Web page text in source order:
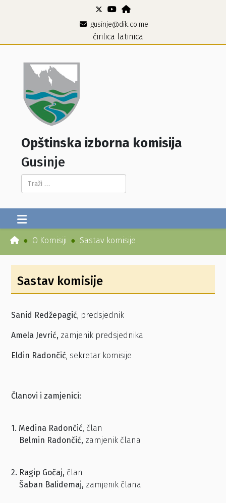
gusinje@dik.co.me
ćirilica latinica
Opštinska izborna komisija
Gusinje
Pretraga...
O Komisiji Sastav komisije
Sastav komisije
Sanid Redžepagić, predsjednik
Amela Jevrić, zamjenik predsjednika
Eldin Radončić, sekretar komisije
Članovi i zamjenici:
1. Medina Radončić, član
Belmin Radončić, zamjenik člana
2. Ragip Gočaj, član
Šaban Balidemaj, zamjenik člana